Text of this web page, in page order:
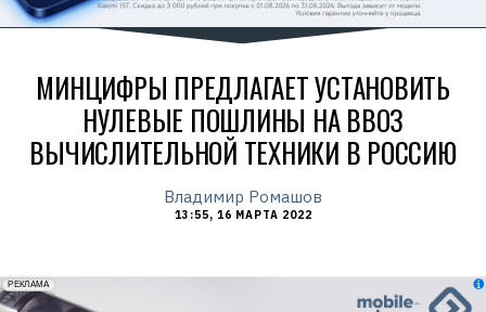
МИНЦИФРЫ ПРЕДЛАГАЕТ УСТАНОВИТЬ
НУЛЕВЫЕ ПОШЛИНЫ НА ВВОЗ
ВЫЧИСЛИТЕЛЬНОЙ ТЕХНИКИ В РОССИЮ
Владимир Ромашов
13:55, 16 МАРТА 2022
erid: 2VfnxxmNzs5
РЕКЛАМА